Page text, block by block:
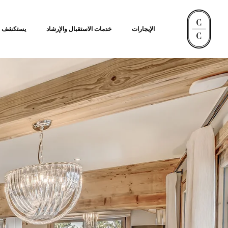
الإيجارات خدمات الاستقبال والإرشاد يستكشف